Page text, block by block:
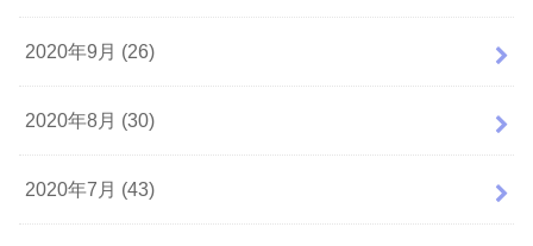
2020年9月 (26)
2020年8月 (30)
2020年7月 (43)